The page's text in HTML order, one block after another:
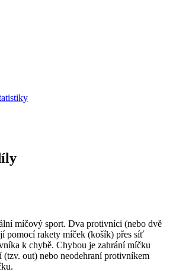
míčový sport. Dva protivníci (nebo dvě
pomocí rakety míček (košík) přes síť
k chybě. Chybou je zahrání míčku
(tzv. out) nebo neodehraní protivníkem